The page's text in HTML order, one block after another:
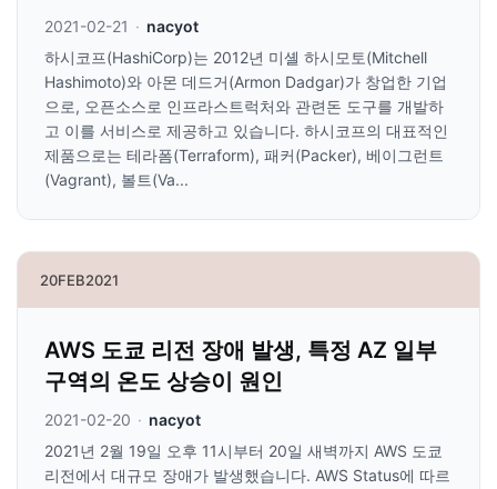
2021-02-21 · nacyot
하시코프(HashiCorp)는 2012년 미셸 하시모토(Mitchell
Hashimoto)와 아몬 데드거(Armon Dadgar)가 창업한 기업
으로, 오픈소스로 인프라스트럭처와 관련돈 도구를 개발하
고 이를 서비스로 제공하고 있습니다. 하시코프의 대표적인
제품으로는 테라폼(Terraform), 패커(Packer), 베이그런트
(Vagrant), 볼트(Va...
20FEB2021
AWS 도쿄 리전 장애 발생, 특정 AZ 일부
구역의 온도 상승이 원인
2021-02-20 · nacyot
2021년 2월 19일 오후 11시부터 20일 새벽까지 AWS 도쿄
리전에서 대규모 장애가 발생했습니다. AWS Status에 따르